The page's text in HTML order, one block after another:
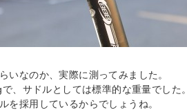
いなのか、実際に測ってみました。
、サドルとしては標準的な重量でした。
を採用しているからでしょうね。